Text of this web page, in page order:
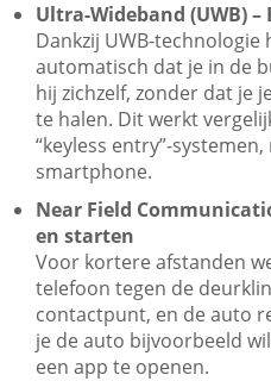
Ultra-Wideband (UWB)
Dankzij UWB-technologie
automatisch dat je in de
hij zichzelf, zonder dat je
te halen. Dit werkt
“keyless entry”-
smartphone.
Near Field
en starten
Voor kortere afstanden
telefoon tegen de
contactpunt, en de auto
je de auto bijvoorbeeld
een app te openen.